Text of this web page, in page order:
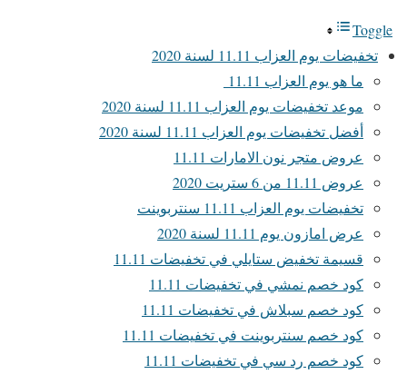
Toggle
تخفيضات يوم العزاب 11.11 لسنة 2020
ما هو يوم العزاب 11.11
موعد تخفيضات يوم العزاب 11.11 لسنة 2020
أفضل تخفيضات يوم العزاب 11.11 لسنة 2020
عروض متجر نون الامارات 11.11
عروض 11.11 من 6 ستريت 2020
تخفيضات يوم العزاب 11.11 سنتربوينت
عرض امازون يوم 11.11 لسنة 2020
قسيمة تخفيض ستايلي في تخفيضات 11.11
كود خصم نمشي في تخفيضات 11.11
كود خصم سبلاش في تخفيضات 11.11
كود خصم سنتربوينت في تخفيضات 11.11
كود خصم رد سي في تخفيضات 11.11